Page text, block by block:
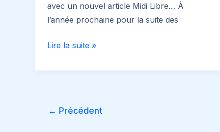
avec un nouvel article Midi Libre… À
l’année prochaine pour la suite des
Article
Libre
Lire la suite »
Pagination
← Précédent